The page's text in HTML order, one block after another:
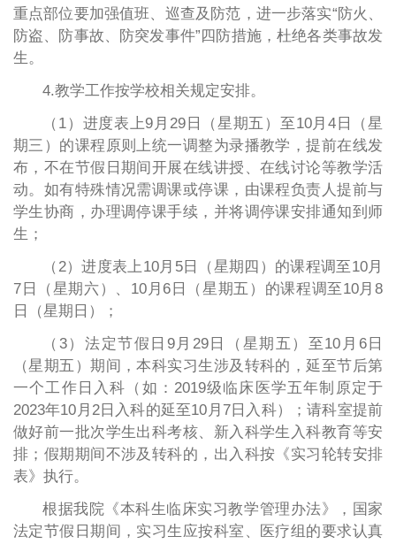
重点部位要加强值班、巡查及防范，进一步落实“防火、
防盗、防事故、防突发事件”四防措施，杜绝各类事故发
生。
4.教学工作按学校相关规定安排。
（1）进度表上9月29日（星期五）至10月4日（星
期三）的课程原则上统一调整为录播教学，提前在线发
布，不在节假日期间开展在线讲授、在线讨论等教学活
动。如有特殊情况需调课或停课，由课程负责人提前与
学生协商，办理调停课手续，并将调停课安排通知到师
生；
（2）进度表上10月5日（星期四）的课程调至10月
7日（星期六）、10月6日（星期五）的课程调至10月8
日（星期日）；
（3）法定节假日9月29日（星期五）至10月6日
（星期五）期间，本科实习生涉及转科的，延至节后第
一个工作日入科（如：2019级临床医学五年制原定于
2023年10月2日入科的延至10月7日入科）；请科室提前
做好前一批次学生出科考核、新入科学生入科教育等安
排；假期期间不涉及转科的，出入科按《实习轮转安排
表》执行。
根据我院《本科生临床实习教学管理办法》，国家
法定节假日期间，实习生应按科室、医疗组的要求认真